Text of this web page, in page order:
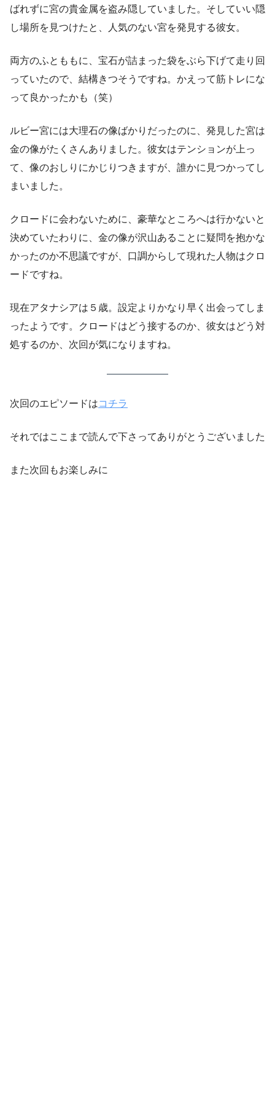
ばれずに宮の貴金属を盗み隠していました。そしていい隠
し場所を見つけたと、人気のない宮を発見する彼女。
両方のふとももに、宝石が詰まった袋をぶら下げて走り回
っていたので、結構きつそうですね。かえって筋トレにな
って良かったかも（笑）
ルビー宮には大理石の像ばかりだったのに、発見した宮は
金の像がたくさんありました。彼女はテンションが上っ
て、像のおしりにかじりつきますが、誰かに見つかってし
まいました。
クロードに会わないために、豪華なところへは行かないと
決めていたわりに、金の像が沢山あることに疑問を抱かな
かったのか不思議ですが、口調からして現れた人物はクロ
ードですね。
現在アタナシアは５歳。設定よりかなり早く出会ってしま
ったようです。クロードはどう接するのか、彼女はどう対
処するのか、次回が気になりますね。
次回のエピソードはコチラ
それではここまで読んで下さってありがとうございました
また次回もお楽しみに